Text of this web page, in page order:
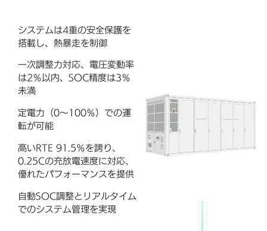
システムは4重の安全保護を
搭載し、熱暴走を制御
一次調整力対応、電圧変動率
は2％以内、SOC精度は3％
未満
定電力（0～100％）での運
転が可能
高いRTE 91.5％を誇り、
0.25Cの充放電速度に対応、
優れたパフォーマンスを提供
自動SOC調整とリアルタイム
でのシステム管理を実現